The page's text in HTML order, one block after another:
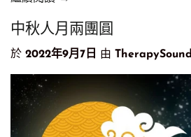
中秋人月兩團圓
於 2022年9月7日 由 TherapySound